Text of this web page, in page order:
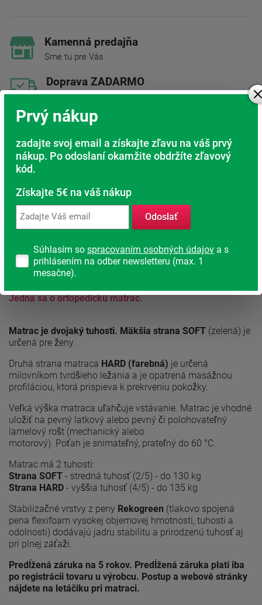
Kamenná predajňa
Sme tu pre Vás
Doprava ZADARMO
Pri nákupe nad 200 Eur
Radi poradíme s výberom
Nájdite vhodný matrac
Rodinná firma
Popis produktu
Partnerský matrac s poťahom Cashmere. Jadro matraca je
vyrobené z kombinácie pien Flexifoam, ktoré zaisťujú
vynikajúcu ortopedickosť, elasticitu, vzdušnosť a odolnosť.
Jedná sa o ortopedickú matrac.
Matrac je dvojaký tuhosti. Mäkšia strana SOFT (zelená) je
určená pre ženy.
Druhá strana matraca HARD (farebná) je určená
milovníkom tvrdšieho ležania a je opatrená masážnou
profiláciou, ktorá prispieva k prekrveniu pokožky.
Veľká výška matraca uľahčuje vstávanie. Matrac je vhodné
uložiť na pevný latkový alebo pevný či polohovateľný
lamelový rošt (mechanický alebo
motorový). Poťah je snímateľný, prateľný do 60 °C.
Matrac má 2 tuhosti:
Strana SOFT - stredná tuhosť (2/5) - do 130 kg
Strana HARD - vyššia tuhosť (4/5) - do 135 kg
Stabilizačné vrstvy z peny Rekogreen (tlakovo spojená
pena flexifoam vysokej objemovej hmotnosti, tuhosti a
odolnosti) dodávajú jadru stabilitu a prirodzenú tuhosť aj
pri plnej záťaži.
Predĺžená záruka na 5 rokov. Predĺžená záruka platí iba
po registrácii tovaru u výrobcu. Postup a webové stránky
nájdete na letáčiku pri matraci.
Prvý nákup
zadajte svoj email a získajte zľavu na váš prvý
nákup. Po odoslaní okamžite obdržíte zľavový
kód.
Získajte 5€ na váš nákup
Odoslať
Súhlasím so spracovaním osobných údajov a s
prihlásením na odber newsletteru (max. 1
mesačne).